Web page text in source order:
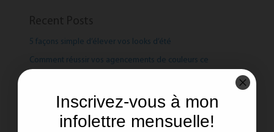
5 façons simple d’élever vos looks d’été
Comment réussir vos agencements de couleurs ce
Le pouvoir des couleurs !
Manteaux de printemps: Les tendances et les intemporels
Inscrivez-vous à mon
infolettre mensuelle!